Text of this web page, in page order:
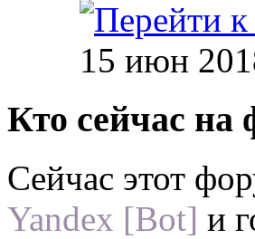
15 июн
Кто сейчас на
Сейчас этот
Yandex [Bot] и